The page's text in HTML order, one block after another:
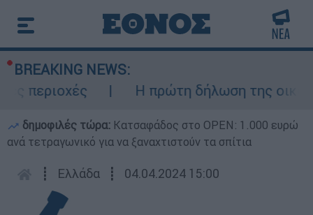
BREAKING NEWS:
περιοχές
Η πρώτη δήλωση της
δημοφιλές τώρα: Κατσαφάδος στο OPEN: 1.000 ευρώ
ανά τετραγωνικό για να ξαναχτιστούν τα σπίτια
┋ Ελλάδα ┋ 04.04.2024 15:00